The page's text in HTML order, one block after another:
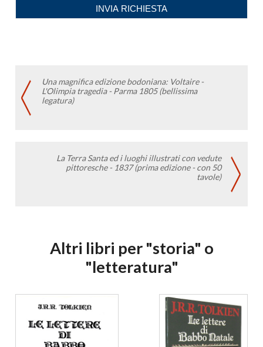
Una magnifica edizione bodoniana: Voltaire -
L'Olimpia tragedia - Parma 1805 (bellissima
legatura)
La Terra Santa ed i luoghi illustrati con vedute
pittoresche - 1837 (prima edizione - con 50
tavole)
Altri libri per "storia" o
"letteratura"